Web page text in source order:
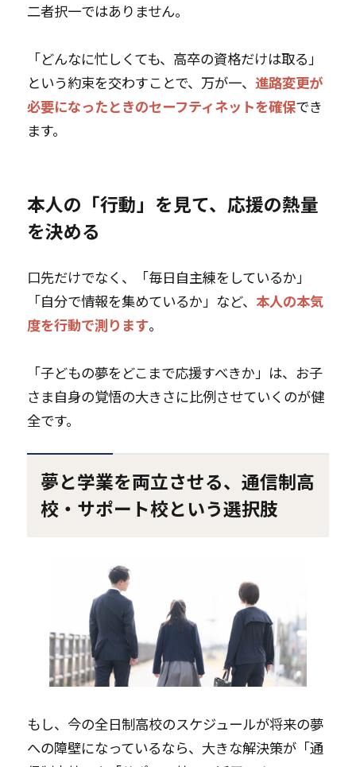
二者択一ではありません。
「どんなに忙しくても、高卒の資格だけは取る」
という約束を交わすことで、万が一、 進路変更が
必要になったときのセーフティネットを確保でき
ます。
本人の「行動」を見て、応援の熱量
を決める
口先だけでなく、「毎日自主練をしているか」
「自分で情報を集めているか」など、 本人の本気
度を行動で測ります。
「子どもの夢をどこまで応援すべきか」は、お子
さま自身の覚悟の大きさに比例させていくのが健
全です。
夢と学業を両立させる、通信制高
校・サポート校という選択肢
もし、今の全日制高校のスケジュールが将来の夢
への障壁になっているなら、大きな解決策が「通